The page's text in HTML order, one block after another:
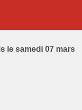
le samedi 07 mars